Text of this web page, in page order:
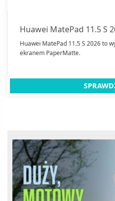
Huawei MatePad 11.5 S
Huawei MatePad 11.5 S 2026 to
ekranem PaperMatte.